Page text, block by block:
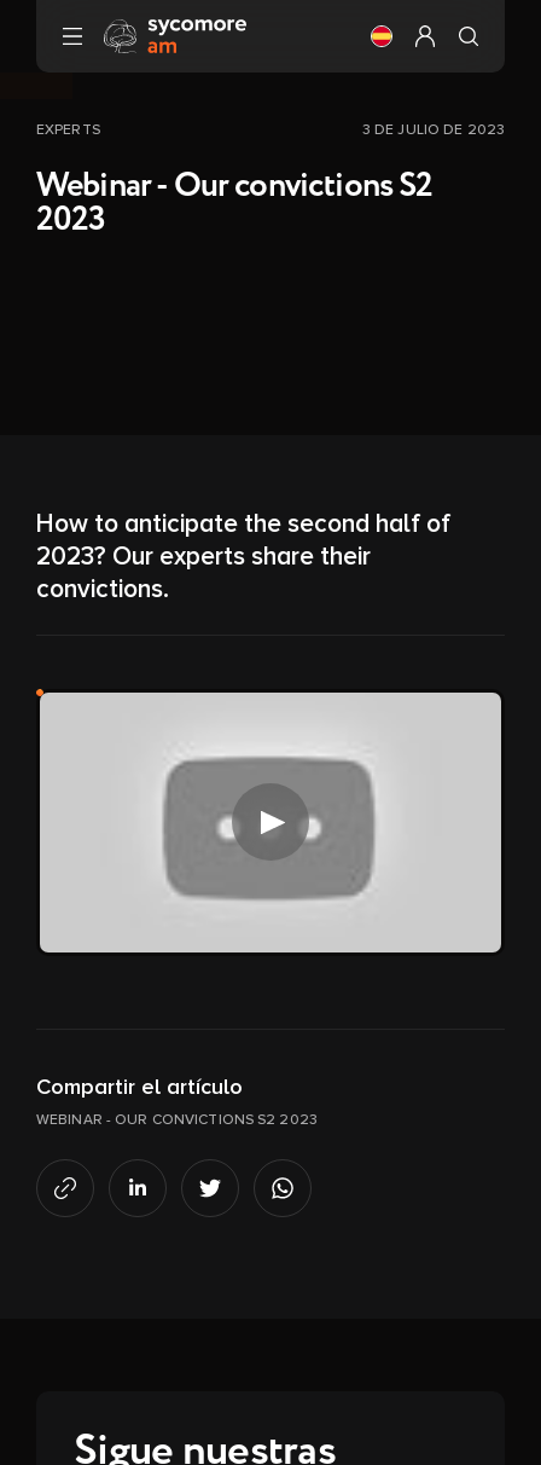
Ir al contenido
Cambia el idioma
Configurar
EXPERTS 3 DE JULIO DE 2023
Webinar - Our convictions S2
2023
How to anticipate the second half of
2023? Our experts share their
convictions.
Reproduce el video
Compartir el artículo
WEBINAR - OUR CONVICTIONS S2 2023
Sigue nuestras